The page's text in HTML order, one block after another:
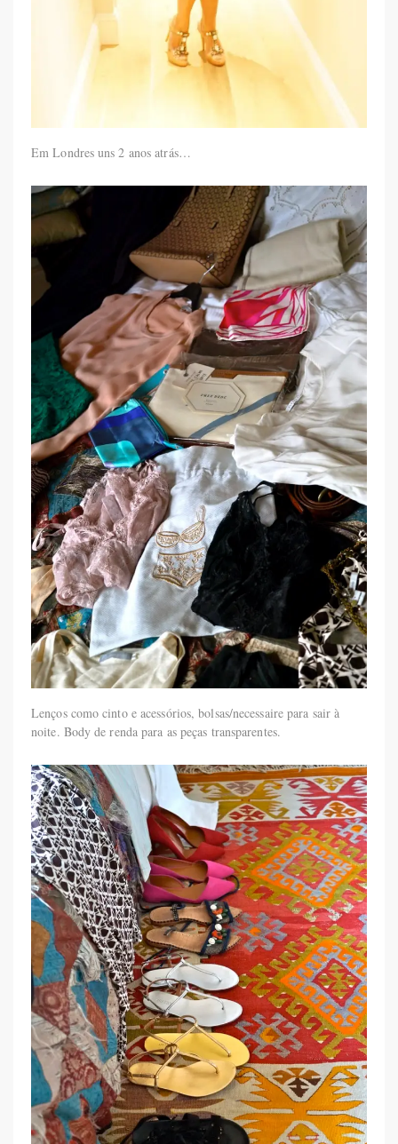
Em Londres uns 2 anos atrás…
Lenços como cinto e acessórios, bolsas/necessaire para sair à
noite. Body de renda para as peças transparentes.